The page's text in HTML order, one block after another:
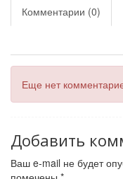
Комментарии (0)
Еще нет
Добавить
Ваш e-mail не будет